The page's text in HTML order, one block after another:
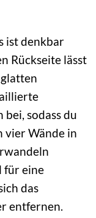
ist denkbar
Rückseite lässt
sodass du
vier Wände in
für eine
das
entfernen.